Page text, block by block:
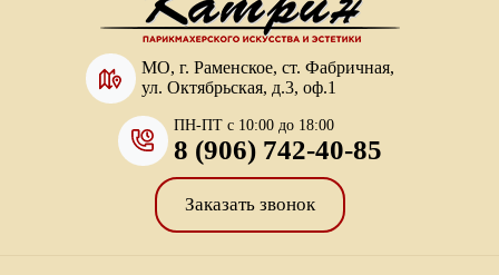
МО, г. Раменское, ст. Фабричная,
ул. Октябрьская, д.3, оф.1
ПН-ПТ с 10:00 до 18:00
8 (906) 742-40-85
Заказать звонок